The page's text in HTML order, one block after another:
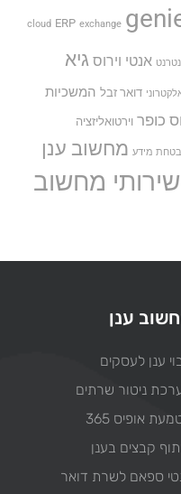
cloud ERP exchange
אנטי וירוס גיא
דואר זבל המשכיות
כופר וירטואליזציה
מידע מחשוב ענן
שירותי מחשוב
ענן
ענן לעסקים
ניטור שרתים
אופיס 365
קבצים בענן
ספאם לשרת דואר